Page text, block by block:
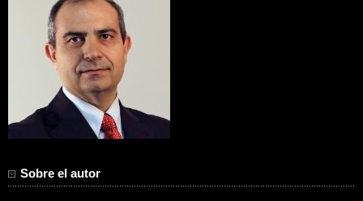
Sobre el autor